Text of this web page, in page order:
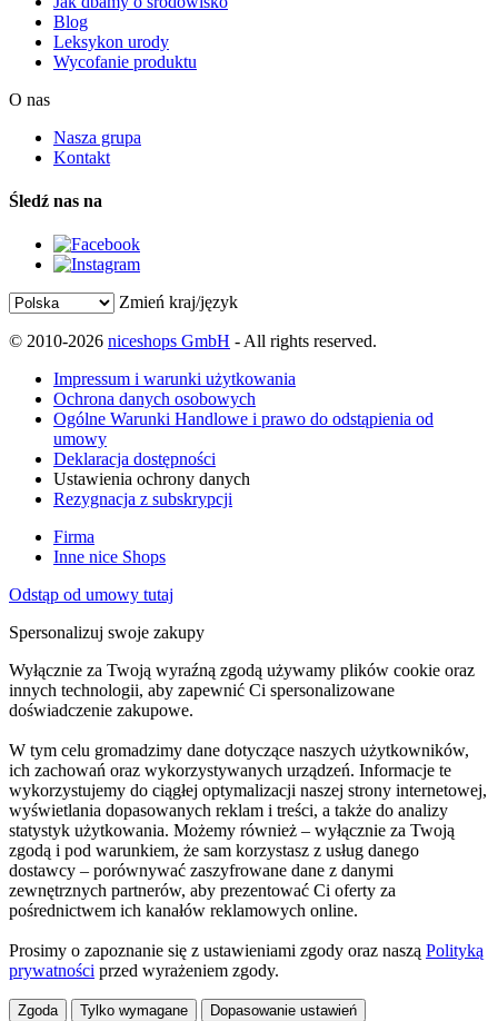
Blog
Leksykon urody
Wycofanie produktu
O nas
Nasza grupa
Kontakt
Śledź nas na
Zmień kraj/język
© 2010-2026 niceshops GmbH - All rights reserved.
Impressum i warunki użytkowania
Ochrona danych osobowych
Ogólne Warunki Handlowe i prawo do odstąpienia od
umowy
Deklaracja dostępności
Ustawienia ochrony danych
Rezygnacja z subskrypcji
Firma
Inne nice Shops
Odstąp od umowy tutaj
Spersonalizuj swoje zakupy
Wyłącznie za Twoją wyraźną zgodą używamy plików cookie oraz
innych technologii, aby zapewnić Ci spersonalizowane
doświadczenie zakupowe.
W tym celu gromadzimy dane dotyczące naszych użytkowników,
ich zachowań oraz wykorzystywanych urządzeń. Informacje te
wykorzystujemy do ciągłej optymalizacji naszej strony internetowej,
wyświetlania dopasowanych reklam i treści, a także do analizy
statystyk użytkowania. Możemy również – wyłącznie za Twoją
zgodą i pod warunkiem, że sam korzystasz z usług danego
dostawcy – porównywać zaszyfrowane dane z danymi
zewnętrznych partnerów, aby prezentować Ci oferty za
pośrednictwem ich kanałów reklamowych online.
Prosimy o zapoznanie się z ustawieniami zgody oraz naszą Polityką
prywatności przed wyrażeniem zgody.
Zgoda Tylko wymagane Dopasowanie ustawień